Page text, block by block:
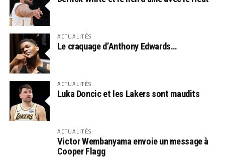
ACTUALITÉS
Le craquage d’Anthony Edwards…
ACTUALITÉS
Luka Doncic et les Lakers sont maudits
ACTUALITÉS
Victor Wembanyama envoie un message à
Cooper Flagg